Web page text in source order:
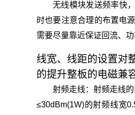
无线模块发送频率快
时也要注意合理的布置电
需要尽量靠近保证回流、
线宽、线距的设置对
的提升整板的电磁兼
射频走线：射频走线
≤30dBm(1W)的射频线宽